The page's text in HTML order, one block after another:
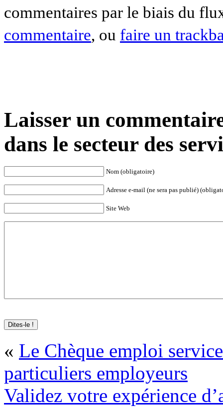
commentaires par le biais du
commentaire, ou faire un
Laisser un
dans le secteur des
Nom (obligatoire)
Adresse e-mail (ne sera pas publié)
Site Web
« Le Chèque emploi
particuliers employeurs
Validez votre expérience